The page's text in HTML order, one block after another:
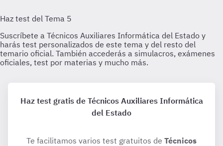
Haz test gratis de Técnicos Auxiliares Informática
del Estado
Te facilitamos varios test gratuitos de Técnicos